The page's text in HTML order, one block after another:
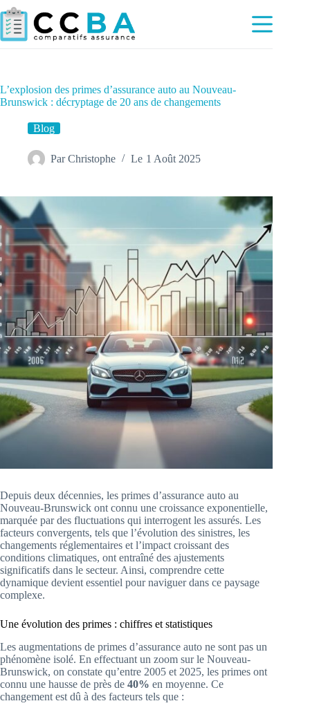
Passer
au
contenu
L’explosion des primes d’assurance auto au Nouveau-
Brunswick : décryptage de 20 ans de changements
Blog
Par Christophe Le 1 Août 2025
Depuis deux décennies, les primes d’assurance auto au
Nouveau-Brunswick ont connu une croissance exponentielle,
marquée par des fluctuations qui interrogent les assurés. Les
facteurs convergents, tels que l’évolution des sinistres, les
changements réglementaires et l’impact croissant des
conditions climatiques, ont entraîné des ajustements
significatifs dans le secteur. Ainsi, comprendre cette
dynamique devient essentiel pour naviguer dans ce paysage
complexe.
Une évolution des primes : chiffres et statistiques
Les augmentations de primes d’assurance auto ne sont pas un
phénomène isolé. En effectuant un zoom sur le Nouveau-
Brunswick, on constate qu’entre 2005 et 2025, les primes ont
connu une hausse de près de 40% en moyenne. Ce
changement est dû à des facteurs tels que :